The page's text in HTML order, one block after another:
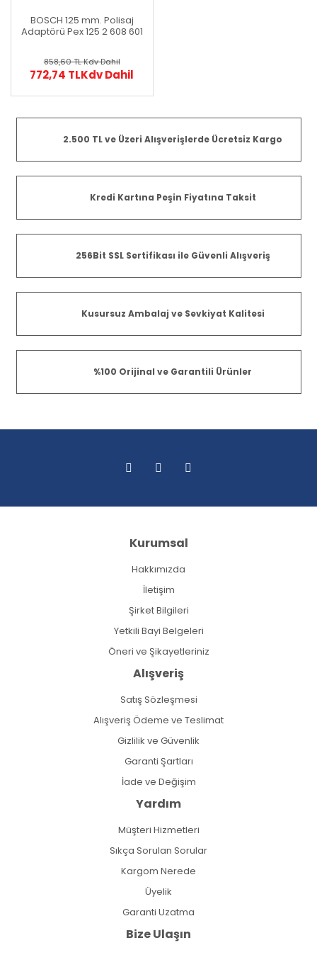
BOSCH 125 mm. Polisaj
Adaptörü Pex 125 2 608 601
858,60 TLKdv Dahil
772,74 TLKdv Dahil
2.500 TL ve Üzeri Alışverişlerde Ücretsiz Kargo
Kredi Kartına Peşin Fiyatına Taksit
256Bit SSL Sertifikası ile Güvenli Alışveriş
Kusursuz Ambalaj ve Sevkiyat Kalitesi
%100 Orijinal ve Garantili Ürünler
Kurumsal
Hakkımızda
İletişim
Şirket Bilgileri
Yetkili Bayi Belgeleri
Öneri ve Şikayetleriniz
Alışveriş
Satış Sözleşmesi
Alışveriş Ödeme ve Teslimat
Gizlilik ve Güvenlik
Garanti Şartları
İade ve Değişim
Yardım
Müşteri Hizmetleri
Sıkça Sorulan Sorular
Kargom Nerede
Üyelik
Garanti Uzatma
Bize Ulaşın